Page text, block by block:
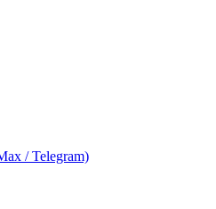
/ Telegram)